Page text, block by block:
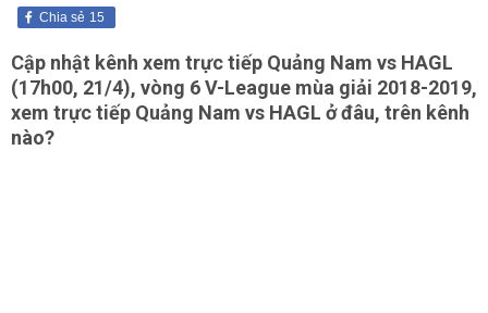
15
Chia sẻ
Cập nhật kênh xem trực tiếp Quảng Nam vs HAGL
(17h00, 21/4), vòng 6 V-League mùa giải 2018-2019,
xem trực tiếp Quảng Nam vs HAGL ở đâu, trên kênh
nào?